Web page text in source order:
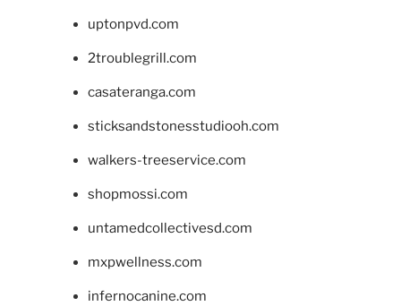
uptonpvd.com
2troublegrill.com
casateranga.com
sticksandstonesstudiooh.com
walkers-treeservice.com
shopmossi.com
untamedcollectivesd.com
mxpwellness.com
infernocanine.com